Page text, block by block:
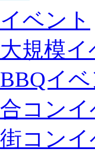
イベント
大規模イ
BBQイベ
合コンイ
街コンイ